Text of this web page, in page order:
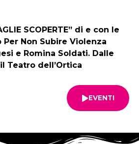
SCOPERTE” di e con le
Non Subire Violenza
e Romina Soldati. Dalle
Teatro dell’Ortica
EVENTI